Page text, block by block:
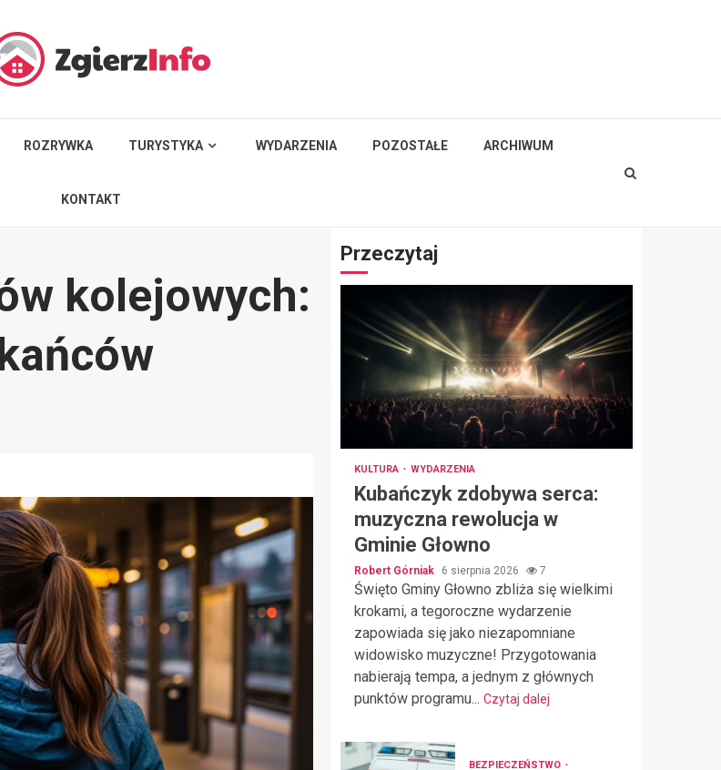
ROZRYWKA TURYSTYKA WYDARZENIA POZOSTAŁE ARCHIWUM
KONTAKT
kolejowych:
Przeczytaj
KULTURA WYDARZENIA
Kubańczyk zdobywa serca:
muzyczna rewolucja w
Gminie Głowno
Robert Górniak 6 sierpnia 2026 7
Święto Gminy Głowno zbliża się wielkimi
krokami, a tegoroczne wydarzenie
zapowiada się jako niezapomniane
widowisko muzyczne! Przygotowania
nabierają tempa, a jednym z głównych
punktów programu... Czytaj dalej
BEZPIECZEŃSTWO